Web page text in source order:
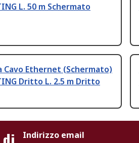
L. 50 m Schermato
Cavo Ethernet (Schermato)
Dritto L. 2.5 m Dritto
Indirizzo email